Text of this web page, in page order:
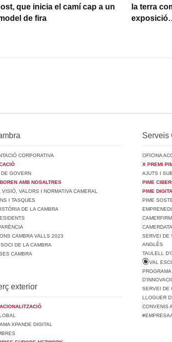
que inicia el camí cap a un
de fira
la terra
CORPORATIVA
GOVERN
AMB NOSALTRES
VISIÓ, VALORS I NORMATIVA CAMERAL
I TASQUES
DE LA CAMBRA
CAMBRA VALLS 2023
DE LA CAMBRA
CAMBRA
exterior
XPANDE DIGITAL
Serveis
OFICINA
X PREMI
AJUTS I
PIME
PIME
PIME
CAMERDATA
SERVEI DE
ANGLÈS
TAULELL
VAL
SERVEI DE
LLOGUER
CONVENIS